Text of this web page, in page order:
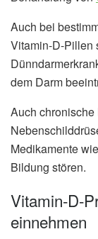
Auch bei
Vitamin-D-Pillen
dem Darm
Auch
Medikamente
Bildung stören.
Vitamin-D-
einnehmen